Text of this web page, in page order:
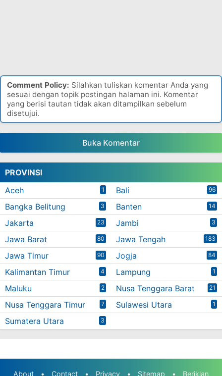
Comment Policy: Silahkan tuliskan komentar Anda yang
sesuai dengan topik postingan halaman ini. Komentar
yang berisi tautan tidak akan ditampilkan sebelum
disetujui.
Buka Komentar
PROVINSI
Aceh
1 Bali 96
Bangka Belitung 3 Banten 14
Jakarta 23 Jambi 3
Jawa Barat 80 Jawa Tengah 183
Jawa Timur 90 Jogja 84
Kalimantan Timur 4 Lampung 1
Maluku 2 Nusa Tenggara Barat 21
Nusa Tenggara Timur 7 Sulawesi Utara 1
Sumatera Utara 3
About • Contact • Privacy • Sitemap • Beriklan